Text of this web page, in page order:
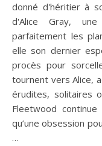
donné d'héritier à
d'Alice Gray,
parfaitement les
elle son dernier
procès pour
tournent vers Alice,
érudites, solitaires
Fleetwood
qu’une obsession
…